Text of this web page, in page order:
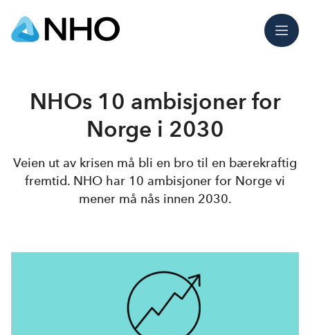
Meny
NHOs 10 ambisjoner for
Norge i 2030
Veien ut av krisen må bli en bro til en bærekraftig
fremtid. NHO har 10 ambisjoner for Norge vi
mener må nås innen 2030.